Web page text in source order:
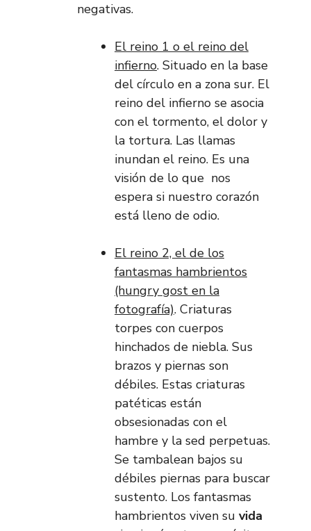
negativas.
El reino 1 o el reino del
infierno. Situado en la base
del círculo en a zona sur. El
reino del infierno se asocia
con el tormento, el dolor y
la tortura. Las llamas
inundan el reino. Es una
visión de lo que nos
espera si nuestro corazón
está lleno de odio.
El reino 2, el de los
fantasmas hambrientos
(hungry gost en la
fotografía). Criaturas
torpes con cuerpos
hinchados de niebla. Sus
brazos y piernas son
débiles. Estas criaturas
patéticas están
obsesionadas con el
hambre y la sed perpetuas.
Se tambalean bajos su
débiles piernas para buscar
sustento. Los fantasmas
hambrientos viven su vida